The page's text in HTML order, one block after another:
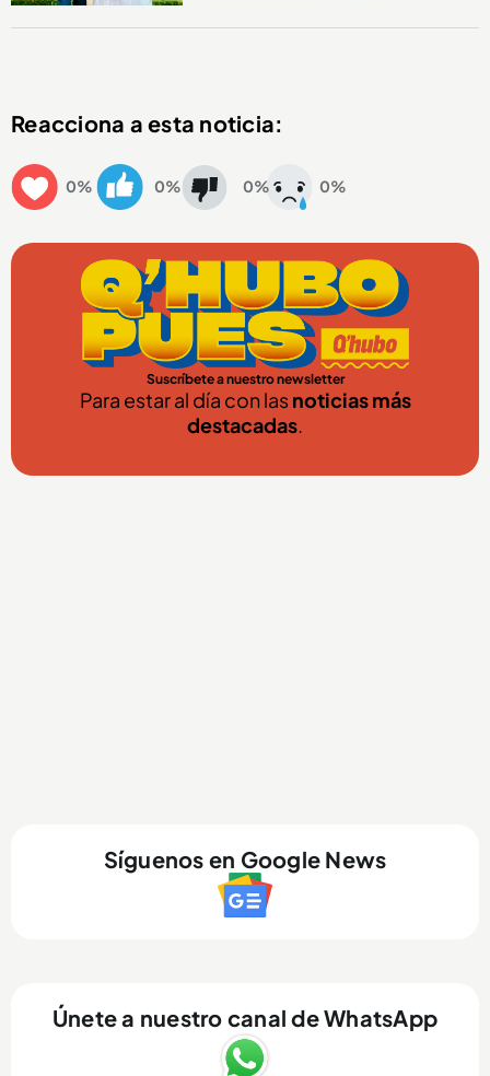
Reacciona a esta noticia:
0% 0% 0% 0%
Suscríbete a nuestro newsletter
Para estar al día con lasnoticias más
destacadas.
Síguenos en Google News
Únete a nuestro canal de WhatsApp